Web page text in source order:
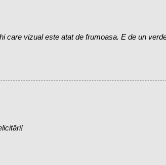
vizual este atat de frumoasa. E de un